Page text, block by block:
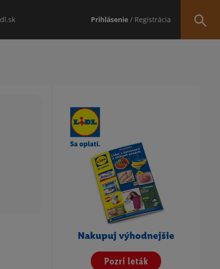
Prihlásenie / Registrácia
Obsah bočného panela